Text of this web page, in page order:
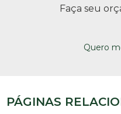
Faça seu
Quero
PÁGINAS